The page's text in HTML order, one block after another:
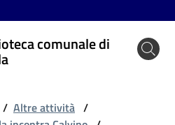
comunale di
/ Altre attività /